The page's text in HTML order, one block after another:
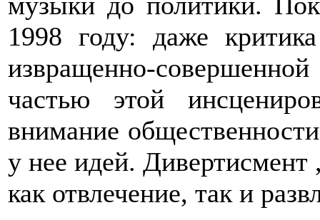
1998 году: даже
извращенно-
частью этой
внимание
у нее идей. Дивертисмент
как отвлечение, так и